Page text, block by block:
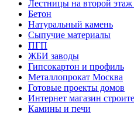
Лестницы на второй
Бетон
Натуральный камень
Сыпучие материалы
ПГП
ЖБИ заводы
Гипсокартон и профиль
Металлопрокат Москва
Готовые проекты домов
Интернет магазин
Камины и печи